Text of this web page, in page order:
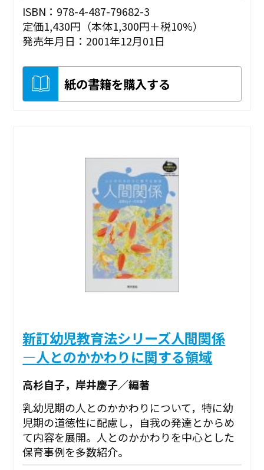
ISBN：978-4-487-79682-3
定価1,430円（本体1,300円＋税10%）
発売年月日：2001年12月01日
紙の書籍を購入する
新訂幼児教育法シリーズ人間関係
―人とのかかわりに関する領域
高杉自子，岸井慶子／編著
乳幼児期の人とのかかわりについて，特に幼
児期の道徳性に配慮し，自我の発達とからめ
て内容を展開。人とのかかわりを中心とした
保育事例を多数紹介。